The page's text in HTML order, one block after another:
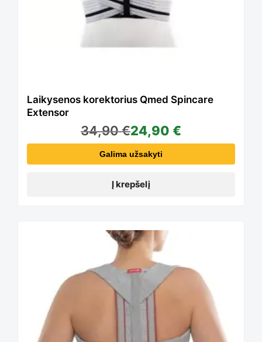
Laikysenos korektorius Qmed Spincare
Extensor
34,90€24,90 €
Galima užsakyti
Į krepšelį